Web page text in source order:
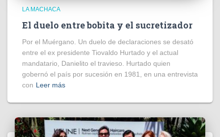
LA MACHACA
El duelo entre bobita y el sucretizador
Por el Muérgano. Un duelo de declaraciones se desató
entre el ex presidente Tiovaldo Hurtado y el actual
mandatario, Danielito el travieso. Hurtado quien
gobernó el país por sucesión en 1981, en una entrevista
con Leer más